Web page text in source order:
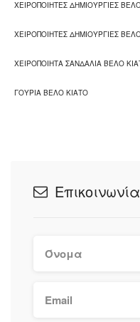
ΧΕΙΡΟΠΟΙΗΤΕΣ ΔΗΜΙΟΥΡΓΙΕΣ
ΧΕΙΡΟΠΟΙΗΤΕΣ ΔΗΜΙΟΥΡΓΙΕΣ
ΧΕΙΡΟΠΟΙΗΤΑ ΣΑΝΔΑΛΙΑ ΒΕΛΟ
ΓΟΥΡΙΑ ΒΕΛΟ ΚΙΑΤΟ